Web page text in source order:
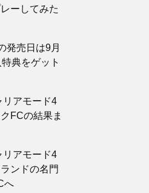
ーしてみた
発売日は9月
典をゲット
リアモード4
FCの結果ま
リアモード4
ンドの名門
へ